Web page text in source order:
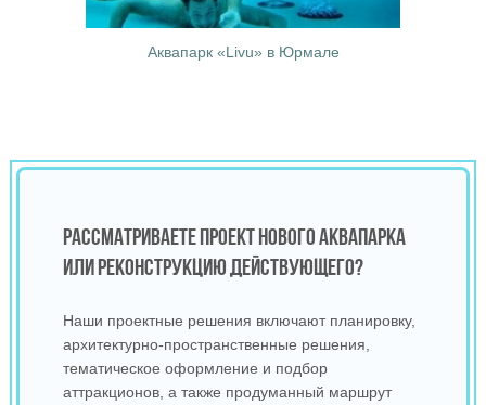
Аквапарк «Livu» в Юрмале
РАССМАТРИВАЕТЕ ПРОЕКТ НОВОГО АКВАПАРКА
ИЛИ РЕКОНСТРУКЦИЮ ДЕЙСТВУЮЩЕГО?
Наши проектные решения включают планировку,
архитектурно‑пространственные решения,
тематическое оформление и подбор
аттракционов, а также продуманный маршрут